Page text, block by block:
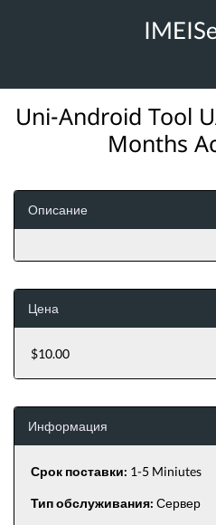
Uni-Android Tool
Months
Описание
Цена
$10.00
Информация
Срок поставки: 1-5 Miniutes
Тип обслуживания: Сервер